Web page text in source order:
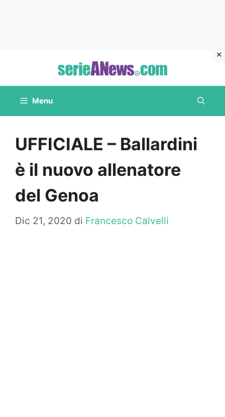
contenuto
Menu
UFFICIALE – Ballardini
è il nuovo allenatore
del Genoa
Dic 21, 2020 di Francesco Calvelli